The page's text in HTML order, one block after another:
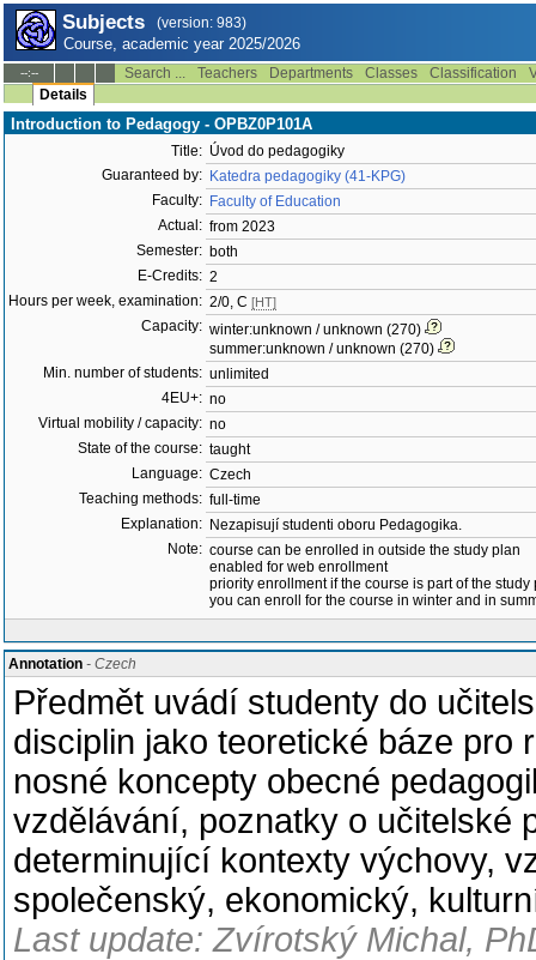
Subjects (version: 983)
Course, academic year 2025/2026
--:-- Search ... Teachers Departments Classes Classification
Details
Introduction to Pedagogy - OPBZ0P101A
Title: Úvod do pedagogiky
Guaranteed by: Katedra pedagogiky (41-KPG)
Faculty: Faculty of Education
Actual: from 2023
Semester: both
E-Credits: 2
Hours per week, examination: 2/0, C [HT]
Capacity: winter:unknown / unknown (270)
summer:unknown / unknown (270)
Min. number of students: unlimited
4EU+: no
Virtual mobility / capacity: no
State of the course: taught
Language: Czech
Teaching methods: full-time
Explanation: Nezapisují studenti oboru Pedagogika.
Note: course can be enrolled in outside the study plan
enabled for web enrollment
priority enrollment if the course is part of the study
you can enroll for the course in winter and in
Annotation - Czech
Předmět uvádí studenty do
disciplin jako teoretické báze pro
nosné koncepty obecné
vzdělávání, poznatky o učitelské
determinující kontexty výchovy,
společenský, ekonomický,
Last update: Zvírotský Michal,